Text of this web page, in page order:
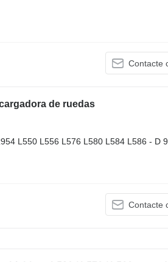
Contacte
de ruedas
L550 L556 L576 L580 L584 L586 - D
Contacte